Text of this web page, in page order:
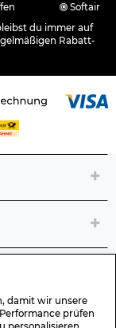
damit wir unsere
prüfen
Softair
du immer auf
Rabatt-